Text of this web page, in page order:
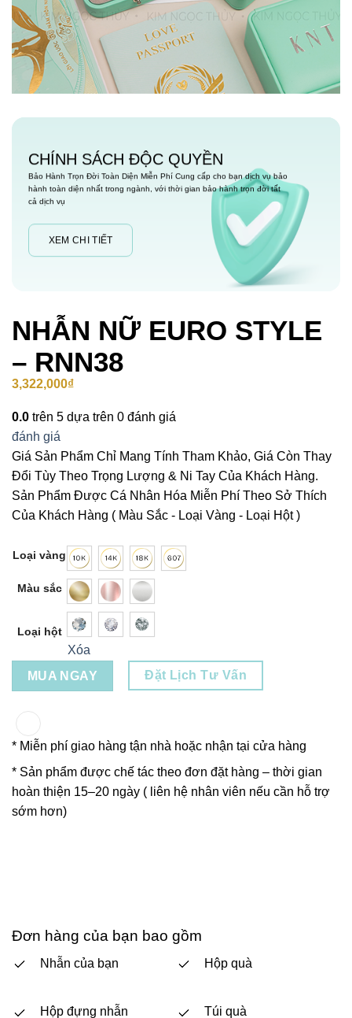
CHÍNH SÁCH ĐỘC QUYỀN
Bảo Hành Trọn Đời Toàn Diện Miễn Phí Cung cấp cho bạn dịch vụ bảo
hành toàn diện nhất trong ngành, với thời gian bảo hành trọn đời tất
cả dịch vụ
XEM CHI TIẾT
NHẪN NỮ EURO STYLE
– RNN38
3,322,000₫
0.0 trên 5 dựa trên 0 đánh giá
đánh giá
Giá Sản Phẩm Chỉ Mang Tính Tham Khảo, Giá Còn Thay
Đổi Tùy Theo Trọng Lượng & Ni Tay Của Khách Hàng.
Sản Phẩm Được Cá Nhân Hóa Miễn Phí Theo Sở Thích
Của Khách Hàng ( Màu Sắc - Loại Vàng - Loại Hột )
Loại vàng
Màu sắc
Loại hột
Xóa
MUA NGAY
Đặt Lịch Tư Vấn
* Miễn phí giao hàng tận nhà hoặc nhận tại cửa hàng
* Sản phẩm được chế tác theo đơn đặt hàng – thời gian
hoàn thiện 15–20 ngày ( liên hệ nhân viên nếu cần hỗ trợ
sớm hơn)
Đơn hàng của bạn bao gồm
Nhẫn của bạn
Hộp đựng nhẫn
Hộp quà
Túi quà